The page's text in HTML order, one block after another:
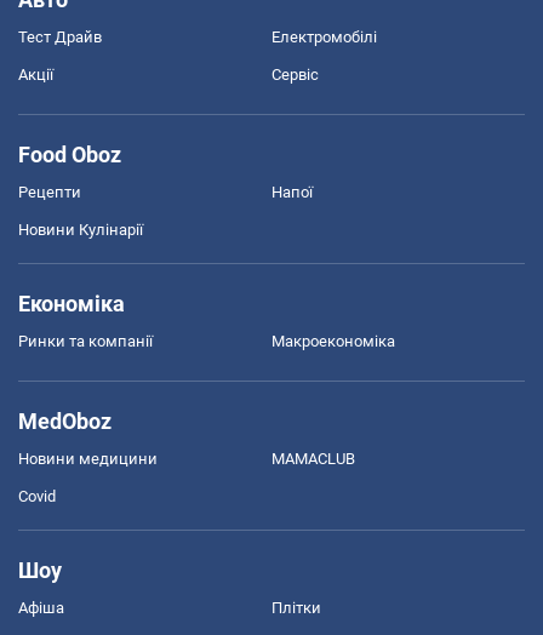
Тест Драйв Електромобілі
Акції Сервіс
Food Oboz
Рецепти Напої
Новини Кулінарії
Економіка
Ринки та компанії Макроекономіка
MedOboz
Новини медицини MAMACLUB
Covid
Шоу
Афіша Плітки